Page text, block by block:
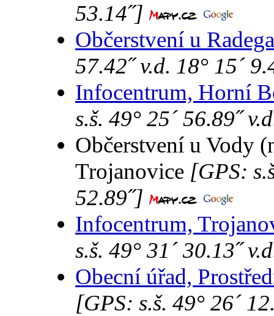
53.14˝]
Občerstvení u
57.42˝ v.d. 18° 15´
Infocentrum, Horní
s.š. 49° 25´ 56.89˝
Občerstvení u Vody
Trojanovice [GPS:
52.89˝]
Infocentrum,
s.š. 49° 31´ 30.13˝
Obecní úřad,
[GPS: s.š. 49° 26´